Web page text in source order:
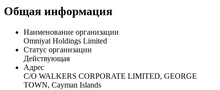
Общая информация
Наименование организации
Omniyat Holdings Limited
Статус организации
Действующая
Адрес
C/O WALKERS CORPORATE LIMITED, GEORGE
TOWN, Cayman Islands